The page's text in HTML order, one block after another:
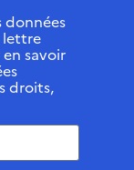
données
lettre
savoir
droits,